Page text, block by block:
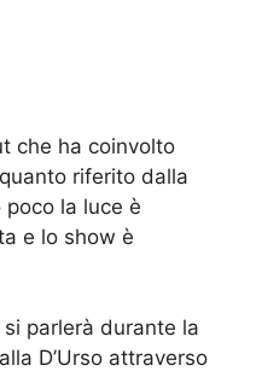
che ha coinvolto
riferito dalla
la luce è
e lo show è
parlerà durante la
D’Urso attraverso